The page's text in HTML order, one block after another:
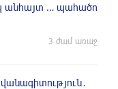
անհայտ … պահածո
3 ժամ առաջ